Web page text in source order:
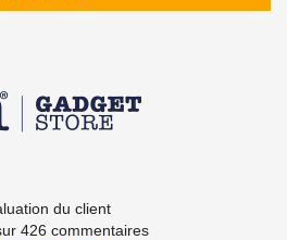
du client
426 commentaires